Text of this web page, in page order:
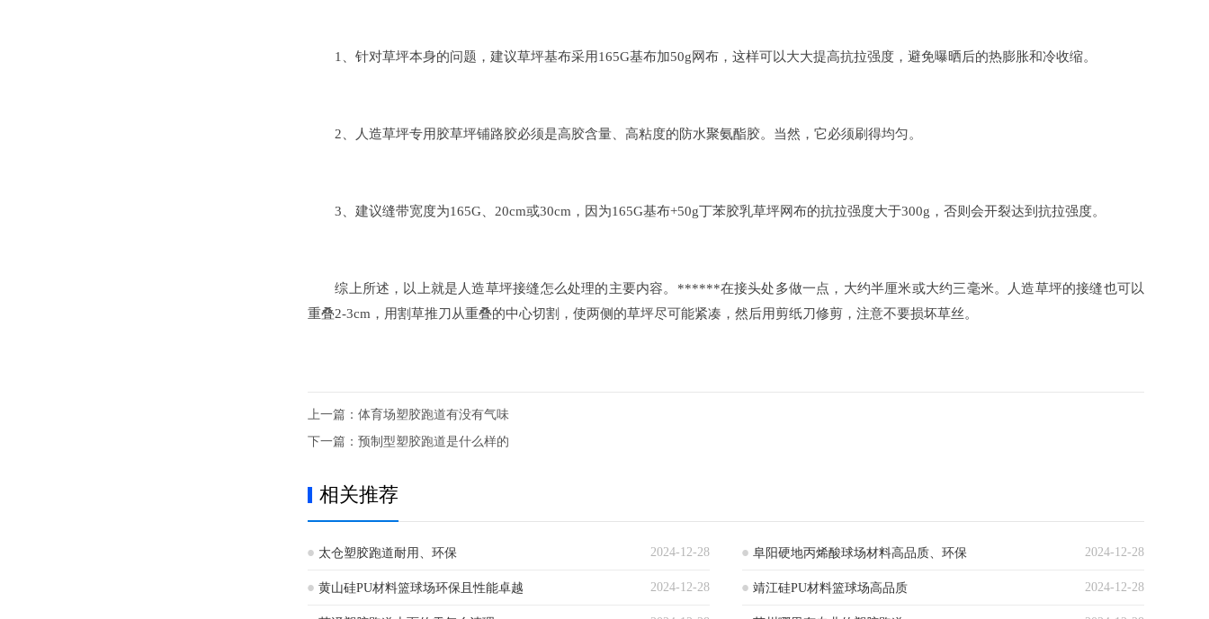
1、针对草坪本身的问题，建议草坪基布采用165G基布加50g网布，这样可以大大提高抗拉强度，避免曝晒后的热膨胀和冷收缩。
2、人造草坪专用胶草坪铺路胶必须是高胶含量、高粘度的防水聚氨酯胶。当然，它必须刷得均匀。
3、建议缝带宽度为165G、20cm或30cm，因为165G基布+50g丁苯胶乳草坪网布的抗拉强度大于300g，否则会开裂达到抗拉强度。
综上所述，以上就是人造草坪接缝怎么处理的主要内容。******在接头处多做一点，大约半厘米或大约三毫米。人造草坪的接缝也可以
重叠2-3cm，用割草推刀从重叠的中心切割，使两侧的草坪尽可能紧凑，然后用剪纸刀修剪，注意不要损坏草丝。
上一篇： 体育场塑胶跑道有没有气味
下一篇： 预制型塑胶跑道是什么样的
相关推荐
2024-12-28
太仓塑胶跑道耐用、环保 2024-12-28
阜阳硬地丙烯酸球场材料高品质、环保
2024-12-28
黄山硅PU材料篮球场环保且性能卓越 2024-12-28
靖江硅PU材料篮球场高品质